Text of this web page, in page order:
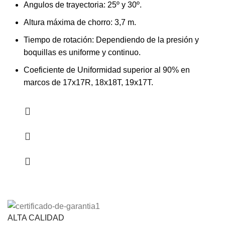
Angulos de trayectoria: 25º y 30º.
Altura máxima de chorro: 3,7 m.
Tiempo de rotación: Dependiendo de la presión y
boquillas es uniforme y continuo.
Coeficiente de Uniformidad superior al 90% en
marcos de 17x17R, 18x18T, 19x17T.
ALTA CALIDAD